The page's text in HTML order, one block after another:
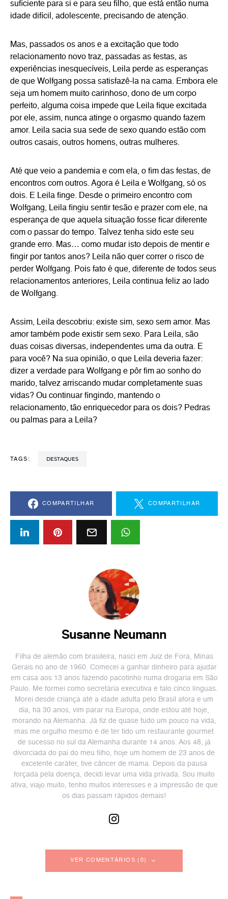
suficiente para si e para seu filho, que está então numa
idade difícil, adolescente, precisando de atenção.
Mas, passados os anos e a excitação que todo
relacionamento novo traz, passadas as festas, as
experiências inesquecíveis, Leila perde as esperanças
de que Wolfgang possa satisfazê-la na cama. Embora ele
seja um homem muito carinhoso, dono de um corpo
perfeito, alguma coisa impede que Leila fique excitada
por ele, assim, nunca atinge o orgasmo quando fazem
amor. Leila sacia sua sede de sexo quando estão com
outros casais, outros homens, outras mulheres.
Até que veio a pandemia e com ela, o fim das festas, de
encontros com outros. Agora é Leila e Wolfgang, só os
dois. E Leila finge. Desde o primeiro encontro com
Wolfgang, Leila fingiu sentir tesão e prazer com ele, na
esperança de que aquela situação fosse ficar diferente
com o passar do tempo. Talvez tenha sido este seu
grande erro. Mas… como mudar isto depois de mentir e
fingir por tantos anos? Leila não quer correr o risco de
perder Wolfgang. Pois fato é que, diferente de todos seus
relacionamentos anteriores, Leila continua feliz ao lado
de Wolfgang.
Assim, Leila descobriu: existe sim, sexo sem amor. Mas
amor também pode existir sem sexo. Para Leila, são
duas coisas diversas, independentes uma da outra. E
para você? Na sua opinião, o que Leila deveria fazer:
dizer a verdade para Wolfgang e pôr fim ao sonho do
marido, talvez arriscando mudar completamente suas
vidas? Ou continuar fingindo, mantendo o
relacionamento, tão enriquecedor para os dois? Pedras
ou palmas para a Leila?
TAGS: DESTAQUES
COMPARTILHAR COMPARTILHAR
Susanne Neumann
Filha de alemão com brasileira, nasci em Juiz de Fora, Minas
Gerais no ano de 1960. Comecei a ganhar dinheiro para ajudar
em casa aos 13 anos fazendo pacotinho numa drogaria em São
Paulo. Me formei como secretária executiva e falo cinco línguas.
Morei desde criança até a idade adulta pelo Brasil afora e um
dia, há 30 anos, vim parar na Europa, onde estou até hoje,
morando na Alemanha. Já fiz de quase tudo um pouco na vida,
mas me orgulho mesmo é de ter tido um restaurante gourmet
de sucesso no sul da Alemanha durante 14 anos. Aos 48, já
divorciada do pai do meu filho, hoje um homem de 23 anos de
excelente caráter, tive câncer de mama. Depois da pausa
forçada pela doença, decidi levar uma vida privada. Sou muito
ativa, viajo muito, tenho muitos interesses e a impressão de que
os dias passam rápidos demais!
VER COMENTÁRIOS (0)